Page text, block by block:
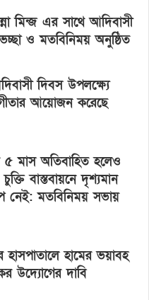
মিন্জ এর সাথে আদিবাসী
ও মতবিনিময় অনুষ্ঠিত
দিবস উপলক্ষ্যে
আয়োজন করেছে
৫ মাস অতিবাহিত হলেও
চুক্তি বাস্তবায়নে দৃশ্যমান
নেই: মতবিনিময় সভায়
হাসপাতালে হামের ভয়াবহ
উদ্যোগের দাবি